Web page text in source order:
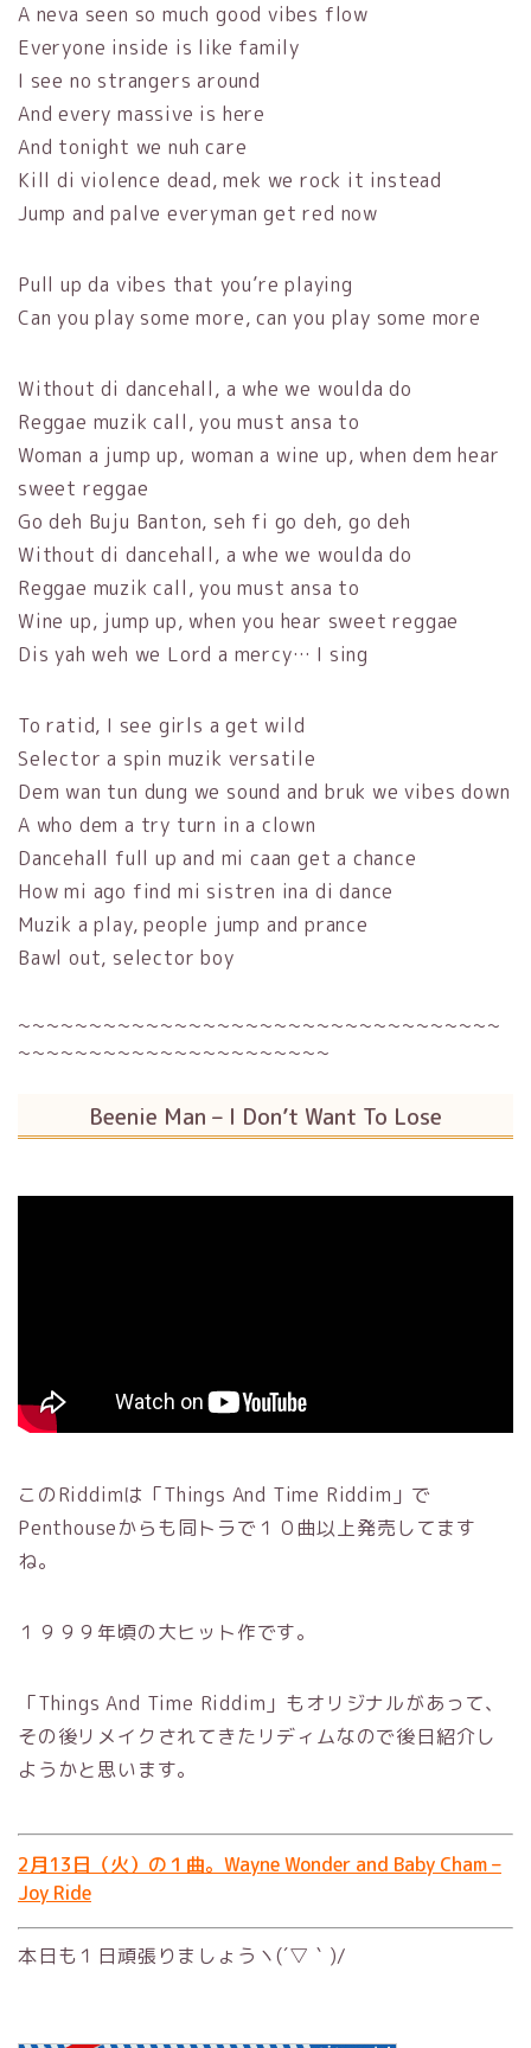
A neva seen so much good vibes flow
Everyone inside is like family
I see no strangers around
And every massive is here
And tonight we nuh care
Kill di violence dead, mek we rock it instead
Jump and palve everyman get red now
Pull up da vibes that you’re playing
Can you play some more, can you play some more
Without di dancehall, a whe we woulda do
Reggae muzik call, you must ansa to
Woman a jump up, woman a wine up, when dem hear
sweet reggae
Go deh Buju Banton, seh fi go deh, go deh
Without di dancehall, a whe we woulda do
Reggae muzik call, you must ansa to
Wine up, jump up, when you hear sweet reggae
Dis yah weh we Lord a mercy… I sing
To ratid, I see girls a get wild
Selector a spin muzik versatile
Dem wan tun dung we sound and bruk we vibes down
A who dem a try turn in a clown
Dancehall full up and mi caan get a chance
How mi ago find mi sistren ina di dance
Muzik a play, people jump and prance
Bawl out, selector boy
~~~~~~~~~~~~~~~~~~~~~~~~~~~~~~~~~~
~~~~~~~~~~~~~~~~~~~~~~
Beenie Man – I Don’t Want To Lose
このRiddimは「Things And Time Riddim」で
Penthouseからも同トラで１０曲以上発売してます
ね。
１９９９年頃の大ヒット作です。
「Things And Time Riddim」もオリジナルがあって、
その後リメイクされてきたリディムなので後日紹介し
ようかと思います。
2月13日（火）の１曲。Wayne Wonder and Baby Cham –
Joy Ride
本日も１日頑張りましょうヽ(´▽｀)/